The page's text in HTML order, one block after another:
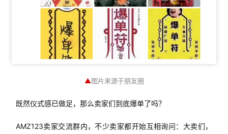
▲图片来源于朋友圈
既然仪式感已做足，那么卖家们到底爆单了吗？
AMZ123卖家交流群内，不少卖家都开始互相询问：大卖们，